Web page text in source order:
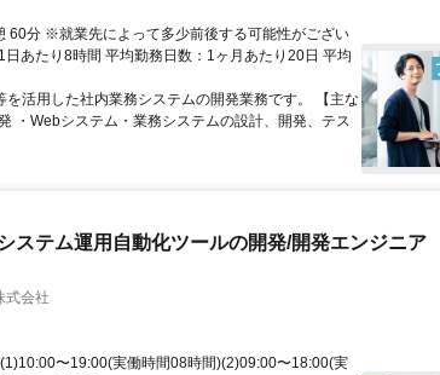
60分 ※就業先によって多少前後する可能性がござい
日あたり8時間 平均勤務日数：1ヶ月あたり20日 平均
活用した社内業務システムの開発業務です。 【主な
・Webシステム・業務システムの設計、開発、テス
ステム運用自動化ツールの開発/開発エンジニア
式会社
(1)10:00〜19:00(実働時間08時間)(2)09:00〜18:00(実